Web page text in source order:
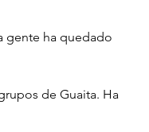
gente ha quedado
de Guaita. Ha